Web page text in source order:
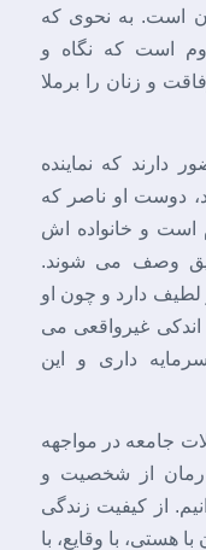
است. به نحوی که
است که نگاه و
و زنان را برملا
دارند که نماینده
دوست او ناصر که
است و خانواده اش
وصف می شوند.
دارد و چون او
غیرواقعی می
سرمایه داری و این
جامعه در مواجهه
رمان از شخصیت و
از کیفیت زندگی
هستی، با وقایع، با